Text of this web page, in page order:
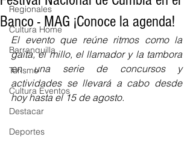
Regionales
Cultura Home
Barranquilla
Turismo
Cultura Eventos
Destacar
Deportes
Banco - MAG ¡Conoce la agenda!
El evento que reúne ritmos como la
gaita, el millo, el llamador y la tambora
en una serie de concursos y
actividades se llevará a cabo desde
hoy hasta el 15 de agosto.